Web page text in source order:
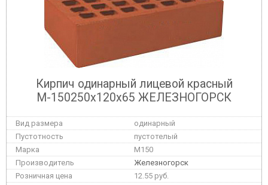
Кирпич одинарный лицевой красный
М-150250x120x65 ЖЕЛЕЗНОГОРСК
одинарный
пустотелый
M150
Железногорск
12.55 руб.